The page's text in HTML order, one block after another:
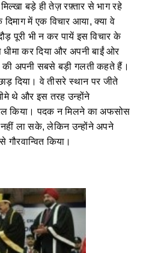
बड़े ही तेज़ रफ़्तार से भाग रहे
में एक विचार आया, क्या वे
पूरी भी न कर पायें इस विचार के
धीमा कर दिया और अपनी बाईं ओर
अपनी सबसे बड़ी गलती कहते हैं।
दिया। वे तीसरे स्थान पर जीते
थे और इस तरह उन्होंने
किया। पदक न मिलने का अफसोस
ला सके, लेकिन उन्होंने अपने
किया।